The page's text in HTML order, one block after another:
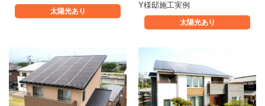
太陽光あり
Y様邸施工実例
太陽光あり